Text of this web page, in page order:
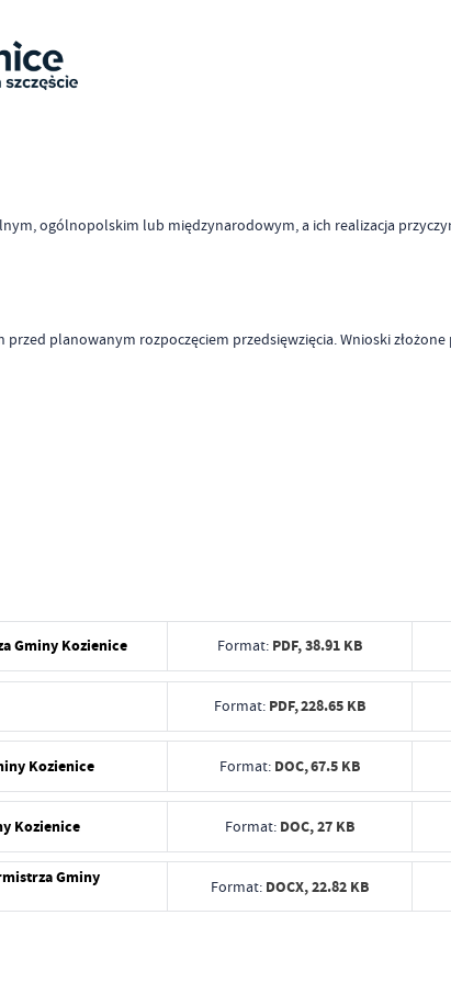
ogólnopolskim lub międzynarodowym, a ich realizacja
planowanym rozpoczęciem przedsięwzięcia. Wnioski
Gminy Kozienice Format: PDF,38.91 KB
Format: PDF,228.65 KB
Kozienice Format: DOC,67.5 KB
Kozienice Format: DOC,27 KB
Gminy
Format: DOCX,22.82 KB